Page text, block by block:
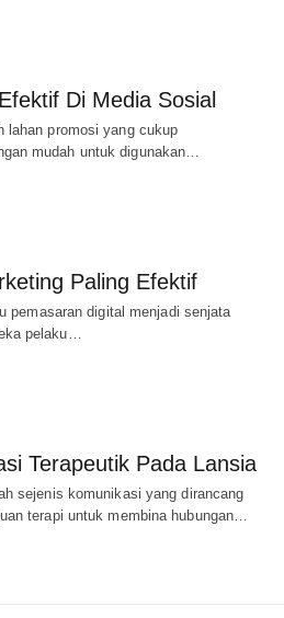
Di Media Sosial
lahan promosi yang cukup
mudah untuk digunakan…
Paling Efektif
pemasaran digital menjadi senjata
pelaku…
Terapeutik Pada Lansia
sejenis komunikasi yang dirancang
terapi untuk membina hubungan…